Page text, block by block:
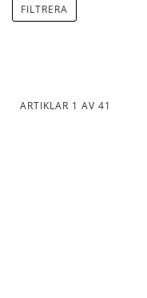
ARTIKLAR 1 AV 41
FILTRERA